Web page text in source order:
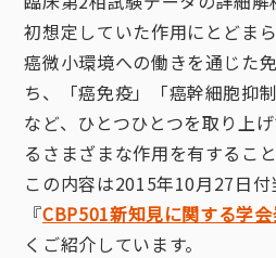
初想定していた作用にとどま
癌微小環境への働きを通じた
ち、「癌免疫」「癌幹細胞抑
など、ひとつひとつを取り上
るさまざまな作用を有するこ
この内容は2015年10月27日
『CBP501新知見に関する学
くご紹介しています。